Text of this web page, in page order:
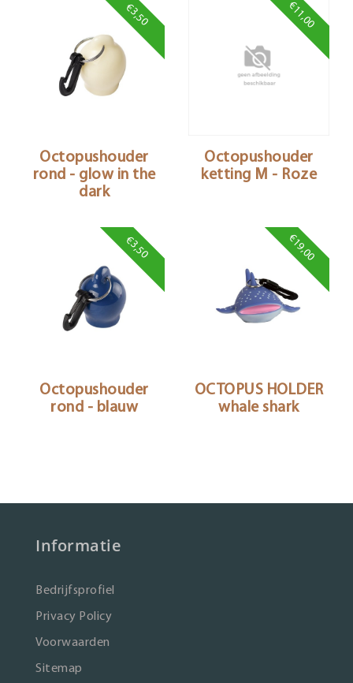
€3,50
Octopushouder
rond - glow in the
dark
€11,00
Octopushouder
ketting M - Roze
€3,50
Octopushouder
rond - blauw
€19,00
OCTOPUS HOLDER
whale shark
Informatie
Bedrijfsprofiel
Privacy Policy
Voorwaarden
Sitemap